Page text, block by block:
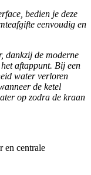
bedien je deze
eenvoudig en
dankzij de moderne
aftappunt. Bij een
water verloren
de ketel
op zodra de kraan
en centrale